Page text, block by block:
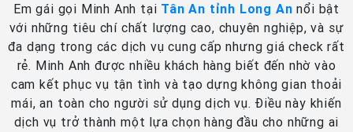
Em gái gọi Minh Anh tại Tân An tỉnh Long An nổi bật
với những tiêu chí chất lượng cao, chuyên nghiệp, và sự
đa dạng trong các dịch vụ cung cấp nhưng giá check rất
rẻ. Minh Anh được nhiều khách hàng biết đến nhờ vào
cam kết phục vụ tận tình và tạo dựng không gian thoải
mái, an toàn cho người sử dụng dịch vụ. Điều này khiến
dịch vụ trở thành một lựa chọn hàng đầu cho những ai